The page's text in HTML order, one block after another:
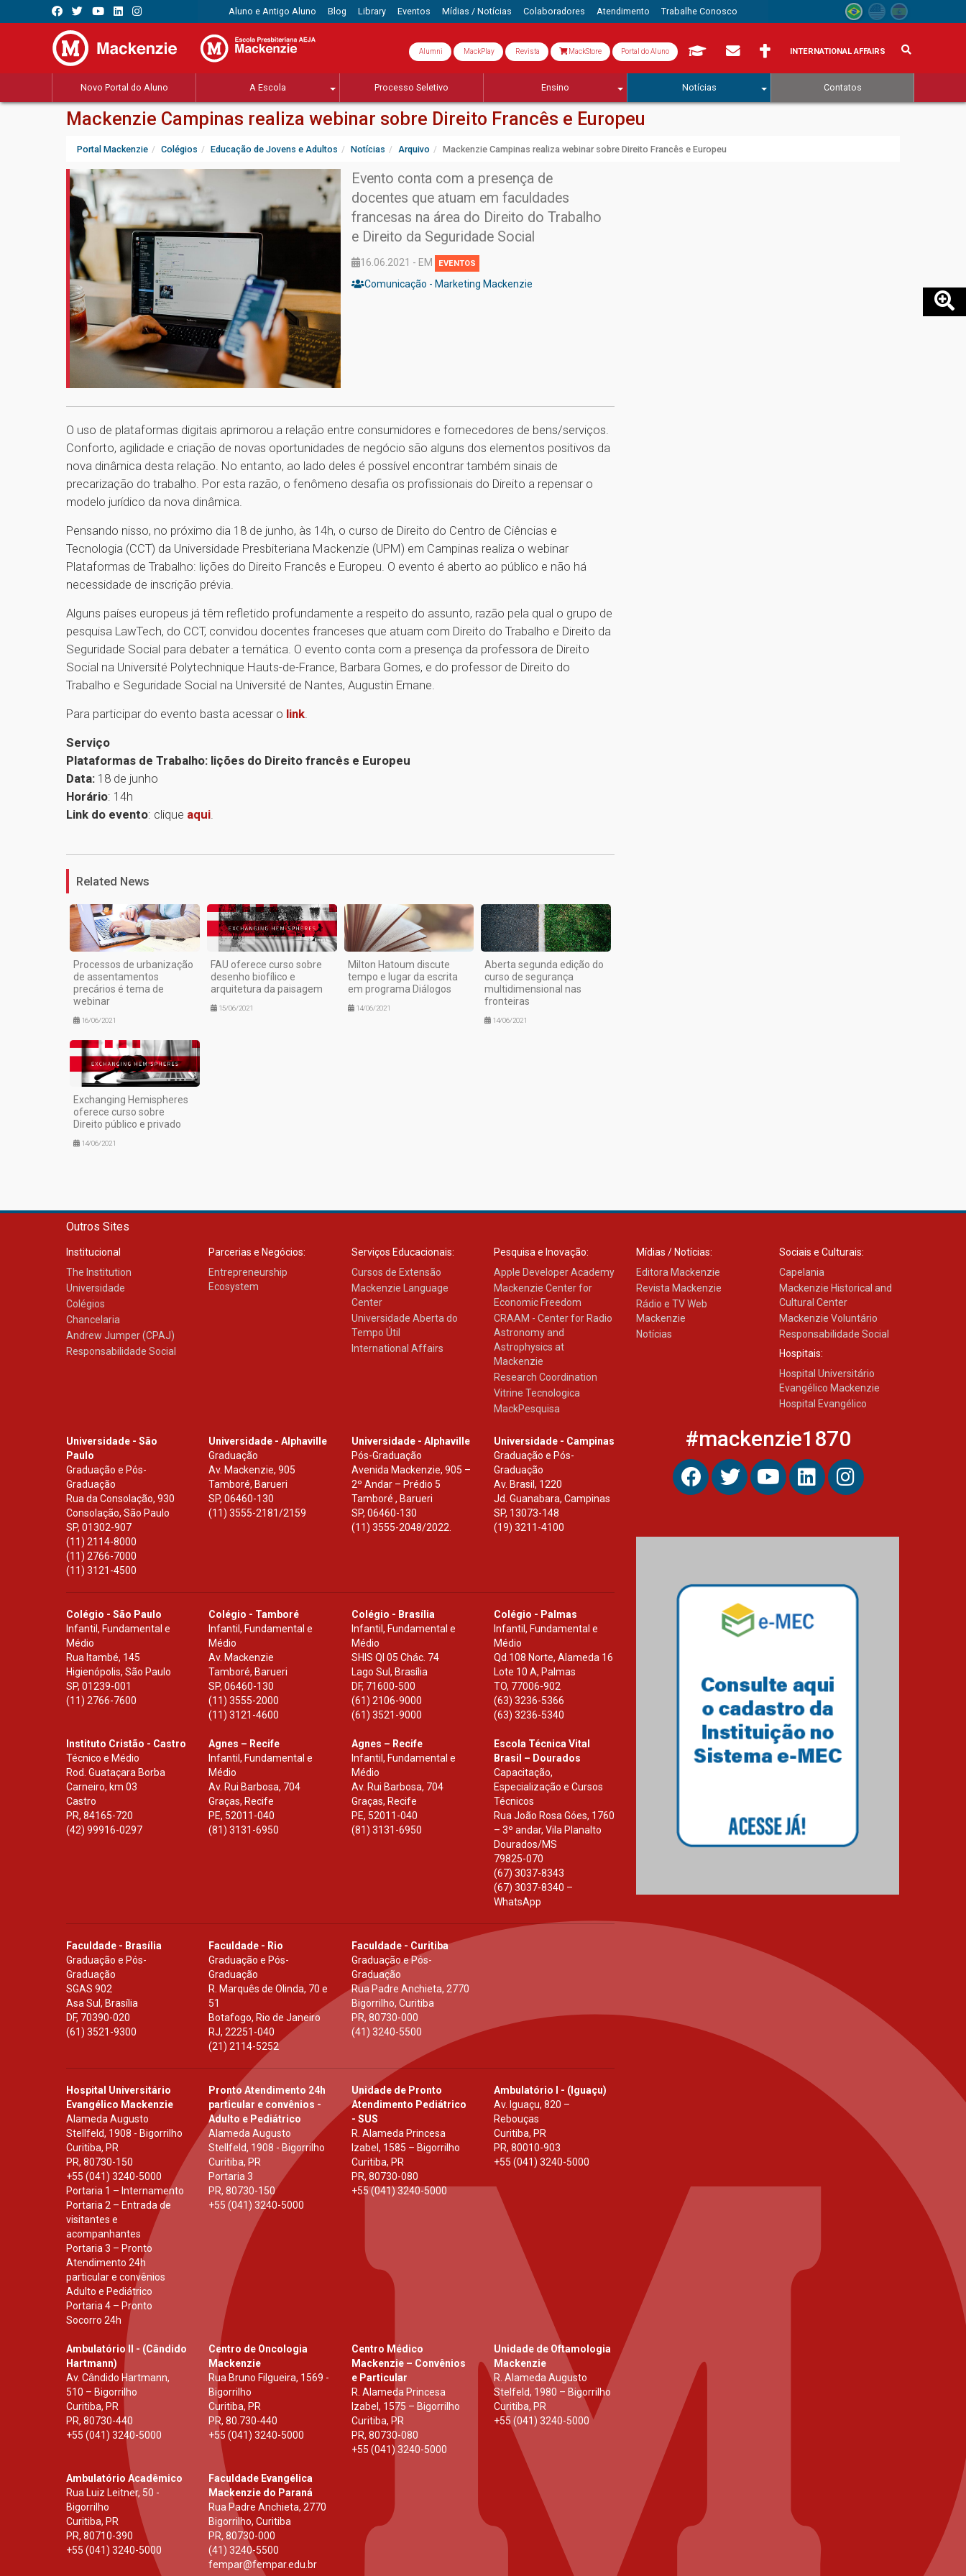
Aluno e Antigo Aluno Blog Library Eventos Mídias / Notícias Colaboradores Atendimento Trabalhe Conosco
Alumni MackPlay Revista MackStore Portal do Aluno INTERNATIONAL AFFAIRS
Novo Portal do Aluno A Escola Processo Seletivo Ensino Notícias Contatos
Mackenzie Campinas realiza webinar sobre Direito Francês e Europeu
Portal Mackenzie Colégios Educação de Jovens e Adultos Notícias Arquivo Mackenzie Campinas realiza webinar sobre Direito Francês e Europeu
Evento conta com a presença de
docentes que atuam em faculdades
francesas na área do Direito do Trabalho
e Direito da Seguridade Social
16.06.2021 - EM EVENTOS
Comunicação - Marketing Mackenzie
O uso de plataformas digitais aprimorou a relação entre consumidores e fornecedores de bens/serviços.
Conforto, agilidade e criação de novas oportunidades de negócio são alguns dos elementos positivos da
nova dinâmica desta relação. No entanto, ao lado deles é possível encontrar também sinais de
precarização do trabalho. Por esta razão, o fenômeno desafia os profissionais do Direito a repensar o
modelo jurídico da nova dinâmica.
Pensando nisso, no próximo dia 18 de junho, às 14h, o curso de Direito do Centro de Ciências e
Tecnologia (CCT) da Universidade Presbiteriana Mackenzie (UPM) em Campinas realiza o webinar
Plataformas de Trabalho: lições do Direito Francês e Europeu. O evento é aberto ao público e não há
necessidade de inscrição prévia.
Alguns países europeus já têm refletido profundamente a respeito do assunto, razão pela qual o grupo de
pesquisa LawTech, do CCT, convidou docentes franceses que atuam com Direito do Trabalho e Direito da
Seguridade Social para debater a temática. O evento conta com a presença da professora de Direito
Social na Université Polytechnique Hauts-de-France, Barbara Gomes, e do professor de Direito do
Trabalho e Seguridade Social na Université de Nantes, Augustin Emane.
Para participar do evento basta acessar o link
Serviço
Plataformas de Trabalho: lições do Direito francês e Europeu
Data: 18 de junho
Horário: 14h
Link do evento: clique aqui
Related News
Processos de urbanização
de assentamentos
precários é tema de
webinar
16/06/2021
FAU oferece curso sobre
desenho biofílico e
arquitetura da paisagem
15/06/2021
Milton Hatoum discute
tempo e lugar da escrita
em programa Diálogos
14/06/2021
Aberta segunda edição do
curso de segurança
multidimensional nas
fronteiras
14/06/2021
Exchanging Hemispheres
oferece curso sobre
Direito público e privado
14/06/2021
Outros Sites
Institucional
The Institution
Universidade
Colégios
Chancelaria
Andrew Jumper (CPAJ)
Responsabilidade Social
Parcerias e Negócios:
Entrepreneurship
Ecosystem
Serviços Educacionais:
Cursos de Extensão
Mackenzie Language
Center
Universidade Aberta do
Tempo Útil
International Affairs
Pesquisa e Inovação:
Apple Developer Academy
Mackenzie Center for
Economic Freedom
CRAAM - Center for Radio
Astronomy and
Astrophysics at
Mackenzie
Research Coordination
Vitrine Tecnologica
MackPesquisa
Mídias / Notícias:
Editora Mackenzie
Revista Mackenzie
Rádio e TV Web
Mackenzie
Notícias
Sociais e Culturais:
Capelania
Mackenzie Historical and
Cultural Center
Mackenzie Voluntário
Responsabilidade Social
Hospitais:
Hospital Universitário
Evangélico Mackenzie
Hospital Evangélico
Universidade - São
Paulo
Graduação e Pós-
Graduação
Rua da Consolação, 930
Consolação, São Paulo
SP, 01302-907
(11) 2114-8000
(11) 2766-7000
(11) 3121-4500
Universidade - Alphaville
Graduação
Av. Mackenzie, 905
Tamboré, Barueri
SP,06460-130
(11) 3555-2181/2159
Universidade - Alphaville
Pós-Graduação
Avenida Mackenzie, 905 –
2º Andar – Prédio 5
Tamboré , Barueri
SP, 06460-130
(11) 3555-2048/2022.
Universidade - Campinas
Graduação e Pós-
Graduação
Av. Brasil, 1220
Jd. Guanabara, Campinas
SP, 13073-148
(19) 3211-4100
Colégio - São Paulo
Infantil, Fundamental e
Médio
Rua Itambé, 145
Higienópolis, São Paulo
SP, 01239-001
(11) 2766-7600
Colégio - Tamboré
Infantil, Fundamental e
Médio
Av. Mackenzie
Tamboré, Barueri
SP,06460-130
(11) 3555-2000
(11) 3121-4600
Colégio - Brasília
Infantil, Fundamental e
Médio
SHIS Ql 05 Chác. 74
Lago Sul, Brasília
DF, 71600-500
(61) 2106-9000
(61) 3521-9000
Colégio - Palmas
Infantil, Fundamental e
Médio
Qd.108 Norte, Alameda 16
Lote 10 A, Palmas
TO, 77006-902
(63) 3236-5366
(63) 3236-5340
Instituto Cristão - Castro
Técnico e Médio
Rod. Guataçara Borba
Carneiro, km 03
Castro
PR, 84165-720
(42) 99916-0297
Agnes – Recife
Infantil, Fundamental e
Médio
Av. Rui Barbosa, 704
Graças, Recife
PE, 52011-040
(81) 3131-6950
Agnes – Recife
Infantil, Fundamental e
Médio
Av. Rui Barbosa, 704
Graças, Recife
PE, 52011-040
(81) 3131-6950
Escola Técnica Vital
Brasil – Dourados
Capacitação,
Especialização e Cursos
Técnicos
Rua João Rosa Góes, 1760
– 3º andar, Vila Planalto
Dourados/MS
79825-070
(67) 3037-8343
(67) 3037-8340 –
WhatsApp
Faculdade - Brasília
Graduação e Pós-
Graduação
SGAS 902
Asa Sul, Brasília
DF, 70390-020
(61) 3521-9300
Faculdade - Rio
Graduação e Pós-
Graduação
R. Marquês de Olinda, 70 e
51
Botafogo, Rio de Janeiro
RJ,22251-040
(21) 2114-5252
Faculdade - Curitiba
Graduação e Pós-
Graduação
Rua Padre Anchieta, 2770
Bigorrilho, Curitiba
PR, 80730-000
(41) 3240-5500
Hospital Universitário
Evangélico Mackenzie
Alameda Augusto
Stellfeld, 1908 - Bigorrilho
Curitiba, PR
PR, 80730-150
+55 (041) 3240-5000
Portaria 1 – Internamento
Portaria 2 – Entrada de
visitantes e
acompanhantes
Portaria 3 – Pronto
Atendimento 24h
particular e convênios
Adulto e Pediátrico
Portaria 4 – Pronto
Socorro 24h
Pronto Atendimento 24h
particular e convênios -
Adulto e Pediátrico
Alameda Augusto
Stellfeld, 1908 - Bigorrilho
Curitiba, PR
Portaria 3
PR,80730-150
+55 (041) 3240-5000
Unidade de Pronto
Atendimento Pediátrico
- SUS
R. Alameda Princesa
Izabel, 1585 – Bigorrilho
Curitiba, PR
PR, 80730-080
+55 (041) 3240-5000
Ambulatório I - (Iguaçu)
Av. Iguaçu, 820 –
Rebouças
Curitiba, PR
PR, 80010-903
+55 (041) 3240-5000
Ambulatório II - (Cândido
Hartmann)
Av. Cândido Hartmann,
510 – Bigorrilho
Curitiba, PR
PR, 80730-440
+55 (041) 3240-5000
Centro de Oncologia
Mackenzie
Rua Bruno Filgueira, 1569 -
Bigorrilho
Curitiba, PR
PR,80.730-440
+55 (041) 3240-5000
Centro Médico
Mackenzie – Convênios
e Particular
R. Alameda Princesa
Izabel, 1575 – Bigorrilho
Curitiba, PR
PR, 80730-080
+55 (041) 3240-5000
Unidade de Oftamologia
Mackenzie
R. Alameda Augusto
Stelfeld, 1980 – Bigorrilho
Curitiba, PR
+55 (041) 3240-5000
Ambulatório Acadêmico
Rua Luiz Leitner, 50 -
Bigorrilho
Curitiba, PR
PR, 80710-390
+55 (041) 3240-5000
Faculdade Evangélica
Mackenzie do Paraná
Rua Padre Anchieta, 2770
Bigorrilho, Curitiba
PR,80730-000
(41) 3240-5500
fempar@fempar.edu.br
#mackenzie1870